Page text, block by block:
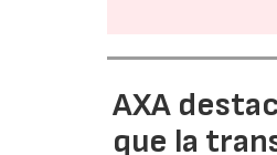
AXA
que la